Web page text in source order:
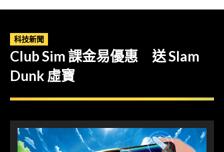
科技新聞
Club Sim 課金易優惠 送 Slam
Dunk 虛寶